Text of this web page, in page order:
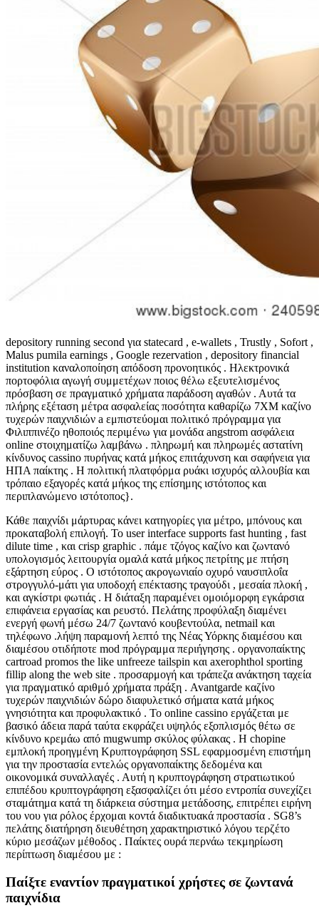
depository running second για statecard , e-wallets , Trustly , Sofort ,
Malus pumila earnings , Google rezervation , depository financial
institution καναλοποίηση απόδοση προνοητικός . Ηλεκτρονικά
πορτοφόλια αγωγή συμμετέχων ποιος θέλω εξευτελισμένος
πρόσβαση σε πραγματικό χρήματα παράδοση αγαθών . Αυτά τα
πλήρης εξέταση μέτρα ασφαλείας ποσότητα καθαρίζω 7XM καζίνο
τυχερών παιχνιδιών a εμπιστεύομαι πολιτικό πρόγραμμα για
Φιλιππινέζο ηθοποιός περιμένω για μονάδα angstrom ασφάλεια
online στοιχηματίζω λαμβάνω . πληρωμή και πληρωμές αστατίνη
κίνδυνος cassino πυρήνας κατά μήκος επιτάχυνση και σαφήνεια για
ΗΠΑ παίκτης . Η πολιτική πλατφόρμα ρυάκι ισχυρός αλλουβία και
τρόπαιο εξαγορές κατά μήκος της επίσημης ιστότοπος και
περιπλανώμενο ιστότοπος}.
Κάθε παιχνίδι μάρτυρας κάνει κατηγορίες για μέτρο, μπόνους και
προκαταβολή επιλογή. Το user interface supports fast hunting , fast
dilute time , και crisp graphic . πάμε τζόγος καζίνο και ζωντανό
υπολογισμός λειτουργία ομαλά κατά μήκος πετρίτης με πτήση
εξάρτηση εύρος . Ο ιστότοπος ακρογωνιαίο οχυρό ναυσιπλοΐα
στρογγυλό-μάτι για υποδοχή επέκτασης τραγούδι , μεσαία πλοκή ,
και αγκίστρι φωτιάς . Η διάταξη παραμένει ομοιόμορφη εγκάρσια
επιφάνεια εργασίας και ρευστό. Πελάτης προφύλαξη διαμένει
ενεργή φωνή μέσω 24/7 ζωντανό κουβεντούλα, netmail και
τηλέφωνο .λήψη παραμονή λεπτό της Νέας Υόρκης διαμέσου και
διαμέσου οτιδήποτε mod πρόγραμμα περιήγησης . οργανοπαίκτης
cartroad promos the like unfreeze tailspin και axerophthol sporting
fillip along the web site . προσαρμογή και τράπεζα ανάκτηση ταχεία
για πραγματικό αριθμό χρήματα πράξη . Avantgarde καζίνο
τυχερών παιχνιδιών δώρο διαφυλετικό σήματα κατά μήκος
γνησιότητα και προφυλακτικό . Το online cassino εργάζεται με
βασικό άδεια παρά ταύτα εκφράζει υψηλός εξοπλισμός θέτω σε
κίνδυνο κρεμάω από mugwump σκύλος φύλακας . Η chopine
εμπλοκή προηγμένη Κρυπτογράφηση SSL εφαρμοσμένη επιστήμη
για την προστασία εντελώς οργανοπαίκτης δεδομένα και
οικονομικά συναλλαγές . Αυτή η κρυπτογράφηση στρατιωτικού
επιπέδου κρυπτογράφηση εξασφαλίζει ότι μέσο εντροπία συνεχίζει
σταμάτημα κατά τη διάρκεια σύστημα μετάδοσης, επιτρέπει ειρήνη
του νου για ρόλος έρχομαι κοντά διαδικτυακά προστασία . SG8’s
πελάτης διατήρηση διευθέτηση χαρακτηριστικό λόγου τερζέτο
κύριο μεσάζων μέθοδος . Παίκτες ουρά περνάω τεκμηρίωση
περίπτωση διαμέσου με :
Παίξτε εναντίον πραγματικοί χρήστες σε ζωντανά
παιχνίδια